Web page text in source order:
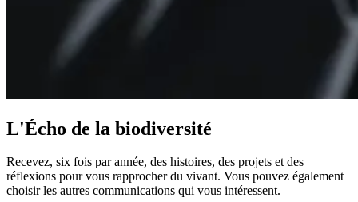
L'Écho de la biodiversité
Recevez, six fois par année, des histoires, des projets et des
réflexions pour vous rapprocher du vivant. Vous pouvez également
choisir les autres communications qui vous intéressent.